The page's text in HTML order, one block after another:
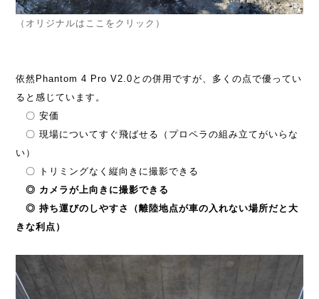
（オリジナルはここをクリック）
依然Phantom 4 Pro V2.0との併用ですが、多くの点で優ってい
ると感じています。
〇 安価
〇 現場についてすぐ飛ばせる（プロペラの組み立てがいらな
い）
〇 トリミングなく縦向きに撮影できる
◎ カメラが上向きに撮影できる
◎ 持ち運びのしやすさ（離陸地点が車の入れない場所だと大
きな利点）